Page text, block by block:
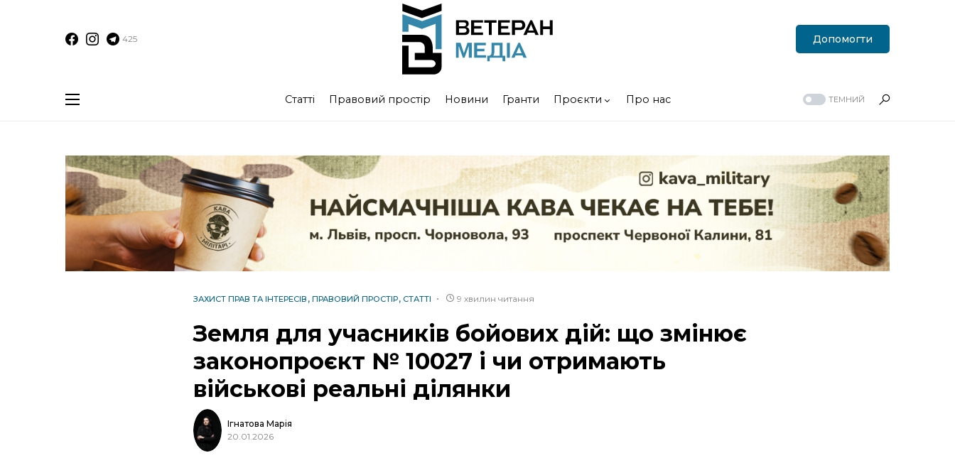
425 Допомогти
Статті Правовий простір Новини Гранти Проєкти Про нас ТЕМНИЙ
ЗАХИСТ ПРАВ ТА ІНТЕРЕСІВ ПРАВОВИЙ ПРОСТІР СТАТТІ 9 хвилин читання
Земля для учасників бойових дій: що змінює
законопроєкт № 10027 і чи отримають
військові реальні ділянки
Ігнатова Марія
20.01.2026